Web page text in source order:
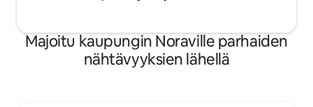
Majoitu kaupungin Noraville parhaiden
nähtävyyksien lähellä